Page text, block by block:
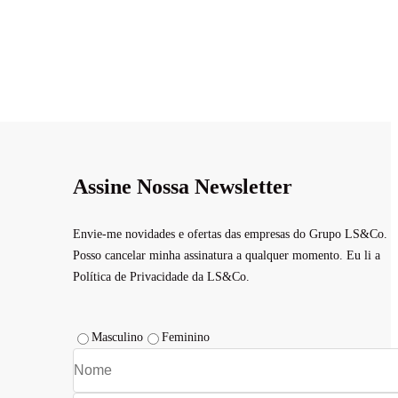
Assine Nossa Newsletter
Envie-me novidades e ofertas das empresas do Grupo LS&Co.
Posso cancelar minha assinatura a qualquer momento. Eu li a
Política de Privacidade da LS&Co.
Masculino Feminino